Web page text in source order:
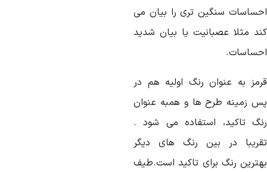
سنگین تری را بیان می
مثلا عصبانیت یا بیان شدید
به عنوان رنگ اولیه هم در
زمینه طرح ها و همبه عنوان
تاکید، استفاده می شود .
در بین رنگ های دیگر
رنگ برای تاکید است.طیف